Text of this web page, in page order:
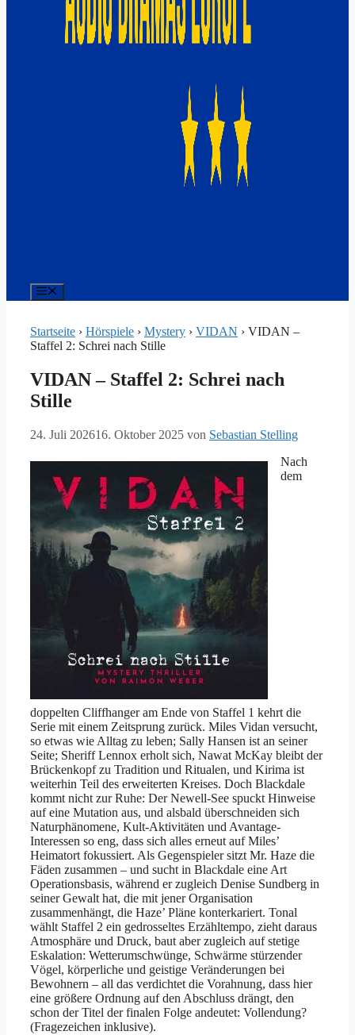
Startseite › Hörspiele › Mystery › VIDAN › VIDAN –
Staffel 2: Schrei nach Stille
VIDAN – Staffel 2: Schrei nach
Stille
24. Juli 202616. Oktober 2025 von Sebastian Stelling
Nach
dem
doppelten Cliffhanger am Ende von Staffel 1 kehrt die
Serie mit einem Zeitsprung zurück. Miles Vidan versucht,
so etwas wie Alltag zu leben; Sally Hansen ist an seiner
Seite; Sheriff Lennox erholt sich, Nawat McKay bleibt der
Brückenkopf zu Tradition und Ritualen, und Kirima ist
weiterhin Teil des erweiterten Kreises. Doch Blackdale
kommt nicht zur Ruhe: Der Newell-See spuckt Hinweise
auf eine Mutation aus, und alsbald überschneiden sich
Naturphänomene, Kult-Aktivitäten und Avantage-
Interessen so eng, dass sich alles erneut auf Miles’
Heimatort fokussiert. Als Gegenspieler sitzt Mr. Haze die
Fäden zusammen – und sucht in Blackdale eine Art
Operationsbasis, während er zugleich Denise Sundberg in
seiner Gewalt hat, die mit jener Organisation
zusammenhängt, die Haze’ Pläne konterkariert. Tonal
wählt Staffel 2 ein gedrosseltes Erzähltempo, zieht daraus
Atmosphäre und Druck, baut aber zugleich auf stetige
Eskalation: Wetterumschwünge, Schwärme stürzender
Vögel, körperliche und geistige Veränderungen bei
Bewohnern – all das verdichtet die Vorahnung, dass hier
eine größere Ordnung auf den Abschluss drängt, den
schon der Titel der finalen Folge andeutet: Vollendung?
(Fragezeichen inklusive).